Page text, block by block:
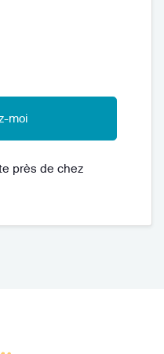
moi
près de chez